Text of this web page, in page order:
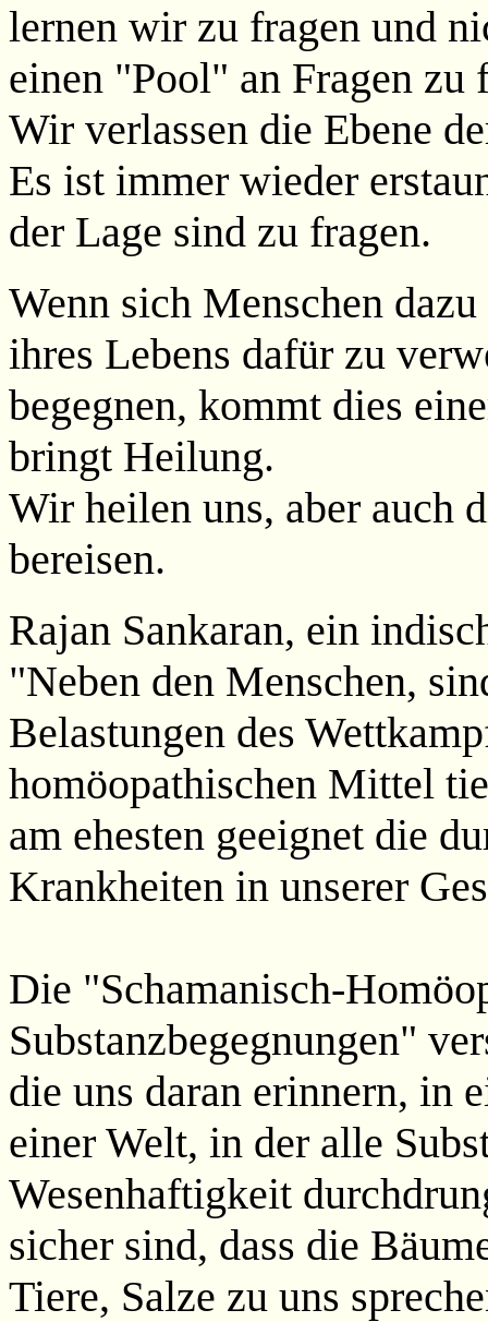
lernen wir zu fragen und
einen "Pool" an Fragen
Wir verlassen die Ebene
Es ist immer wieder
der Lage sind zu fragen.
Wenn sich Menschen
ihres Lebens dafür zu
begegnen, kommt dies
bringt Heilung.
Wir heilen uns, aber auch
bereisen.
Rajan Sankaran, ein
"Neben den Menschen,
Belastungen des
homöopathischen Mittel
am ehesten geeignet die
Krankheiten in unserer
Die "Schamanisch-
Substanzbegegnungen"
die uns daran erinnern, in
einer Welt, in der alle
Wesenhaftigkeit
sicher sind, dass die
Tiere, Salze zu uns